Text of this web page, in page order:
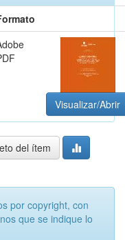
Visualizar/Abrir
del ítem
por copyright, con
que se indique lo